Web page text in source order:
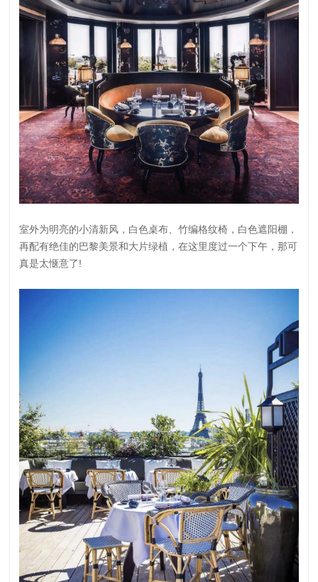
室外为明亮的小清新风，白色桌布、竹编格纹椅，白色遮阳棚，
再配有绝佳的巴黎美景和大片绿植，在这里度过一个下午，那可
真是太惬意了!